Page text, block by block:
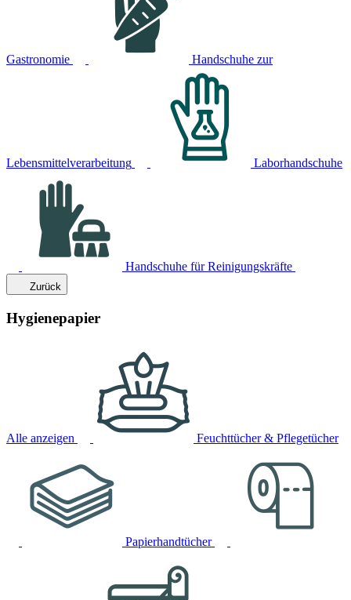
Gastronomie Handschuhe zur
Lebensmittelverarbeitung Laborhandschuhe
Handschuhe für Reinigungskräfte
Zurück
Hygienepapier
Alle anzeigen Feuchttücher & Pflegetücher
Papierhandtücher